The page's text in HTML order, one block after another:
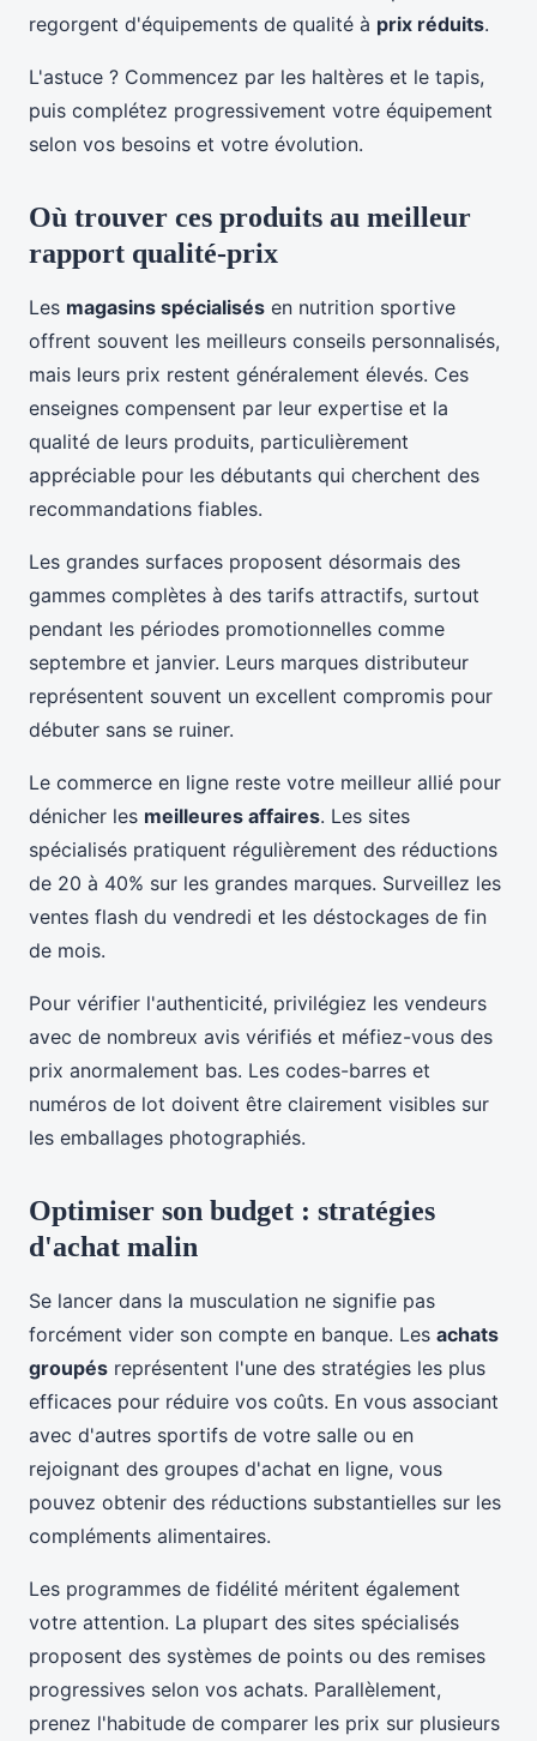
regorgent d'équipements de qualité à prix réduits.
L'astuce ? Commencez par les haltères et le tapis,
puis complétez progressivement votre équipement
selon vos besoins et votre évolution.
Où trouver ces produits au meilleur
rapport qualité-prix
Les magasins spécialisés en nutrition sportive
offrent souvent les meilleurs conseils personnalisés,
mais leurs prix restent généralement élevés. Ces
enseignes compensent par leur expertise et la
qualité de leurs produits, particulièrement
appréciable pour les débutants qui cherchent des
recommandations fiables.
Les grandes surfaces proposent désormais des
gammes complètes à des tarifs attractifs, surtout
pendant les périodes promotionnelles comme
septembre et janvier. Leurs marques distributeur
représentent souvent un excellent compromis pour
débuter sans se ruiner.
Le commerce en ligne reste votre meilleur allié pour
dénicher les meilleures affaires. Les sites
spécialisés pratiquent régulièrement des réductions
de 20 à 40% sur les grandes marques. Surveillez les
ventes flash du vendredi et les déstockages de fin
de mois.
Pour vérifier l'authenticité, privilégiez les vendeurs
avec de nombreux avis vérifiés et méfiez-vous des
prix anormalement bas. Les codes-barres et
numéros de lot doivent être clairement visibles sur
les emballages photographiés.
Optimiser son budget : stratégies
d'achat malin
Se lancer dans la musculation ne signifie pas
forcément vider son compte en banque. Les achats
groupés représentent l'une des stratégies les plus
efficaces pour réduire vos coûts. En vous associant
avec d'autres sportifs de votre salle ou en
rejoignant des groupes d'achat en ligne, vous
pouvez obtenir des réductions substantielles sur les
compléments alimentaires.
Les programmes de fidélité méritent également
votre attention. La plupart des sites spécialisés
proposent des systèmes de points ou des remises
progressives selon vos achats. Parallèlement,
prenez l'habitude de comparer les prix sur plusieurs